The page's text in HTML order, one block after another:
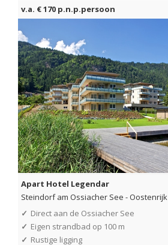
v.a. € 170 p.n.p.persoon
Apart Hotel Legendar
Steindorf am Ossiacher See -Oostenrijk
✓ Direct aan de Ossiacher See
✓ Eigen strandbad op 100 m
✓ Rustige ligging